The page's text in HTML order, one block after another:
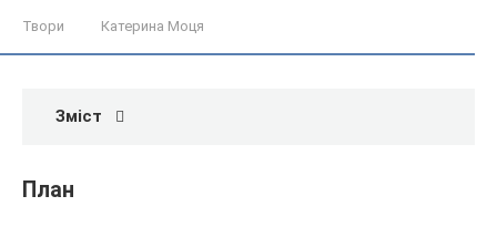
Твори Катерина Моця
Зміст
План